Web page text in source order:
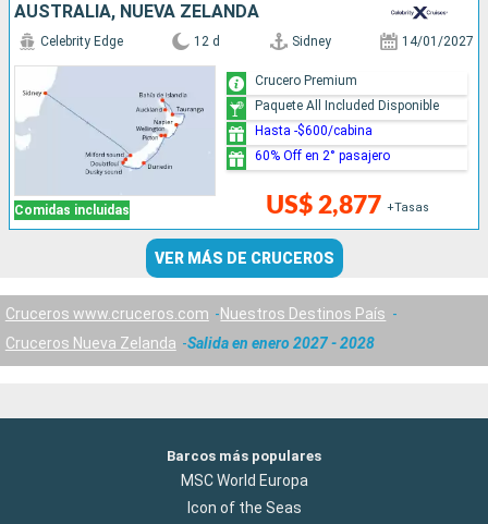
AUSTRALIA, NUEVA ZELANDA
Comidas incluidas
Celebrity Edge 12 d Sidney 14/01/2027
US$ 2,877 +Tasas
Crucero Premium
Paquete All Included Disponible
Hasta -$600/cabina
60% Off en 2° pasajero
VER MÁS DE CRUCEROS
Cruceros www.cruceros.com
Nuestros Destinos País
Cruceros Nueva Zelanda
Salida en enero 2027 - 2028
Barcos más populares
MSC World Europa
Icon of the Seas